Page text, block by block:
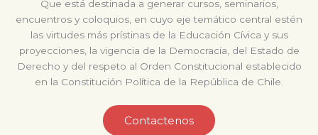
Que está destinada a generar cursos, seminarios,
encuentros y coloquios, en cuyo eje temático central estén
las virtudes más prístinas de la Educación Cívica y sus
proyecciones, la vigencia de la Democracia, del Estado de
Derecho y del respeto al Orden Constitucional establecido
en la Constitución Política de la República de Chile.
Contactenos